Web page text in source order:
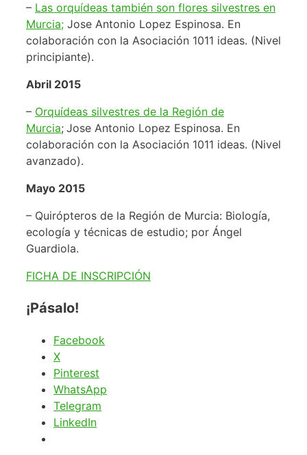
– Las orquídeas también son flores silvestres en
Murcia; Jose Antonio Lopez Espinosa. En
colaboración con la Asociación 1011 ideas. (Nivel
principiante).
Abril 2015
– Orquídeas silvestres de la Región de
Murcia; Jose Antonio Lopez Espinosa. En
colaboración con la Asociación 1011 ideas. (Nivel
avanzado).
Mayo 2015
– Quirópteros de la Región de Murcia: Biología,
ecología y técnicas de estudio; por Ángel
Guardiola.
FICHA DE INSCRIPCIÓN
¡Pásalo!
Facebook
X
Pinterest
WhatsApp
Telegram
LinkedIn